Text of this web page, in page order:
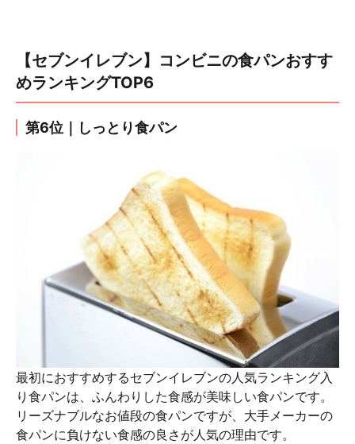
【セブンイレブン】コンビニの食パンおすす
めランキングTOP6
第6位｜しっとり食パン
最初におすすめするセブンイレブンの人気ランキング入
り食パンは、ふんわりした食感が美味しい食パンです。
リーズナブルなお値段の食パンですが、大手メーカーの
食パンに負けない食感の良さが人気の理由です。